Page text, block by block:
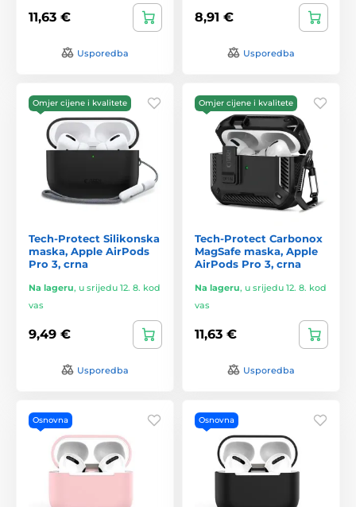
11,63 €
Usporedba
8,91 €
Usporedba
Omjer cijene i kvalitete
Tech-Protect Silikonska
maska, Apple AirPods
Pro 3, crna
Na lageru, u srijedu 12. 8. kod
vas
9,49 €
Usporedba
Omjer cijene i kvalitete
Tech-Protect Carbonox
MagSafe maska, Apple
AirPods Pro 3, crna
Na lageru, u srijedu 12. 8. kod
vas
11,63 €
Usporedba
Osnovna Osnovna